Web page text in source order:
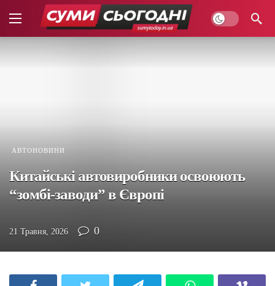
АВТОНОВИНИ
Китайські автовиробники освоюють
“зомбі-заводи” в Європі
21 Травня, 2026 0